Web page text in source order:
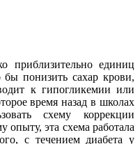
приблизительно единиц
бы понизить сахар крови,
к гипогликемии или
время назад в школах
схему коррекции
опыту, эта схема работала
с течением диабета у